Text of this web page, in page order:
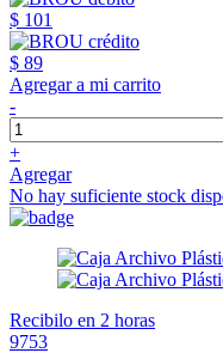
$ 101
$ 89
Agregar a mi carrito
-
+
Agregar
No hay suficiente stock
Recibilo en 2 horas
9753